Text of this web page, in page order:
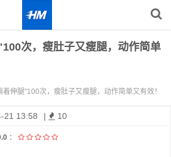
次，瘦肚子又瘦腿，动作简单
着伸腿"100次，瘦肚子又瘦腿，动作简单又有效！
21 13:58 | 10
：